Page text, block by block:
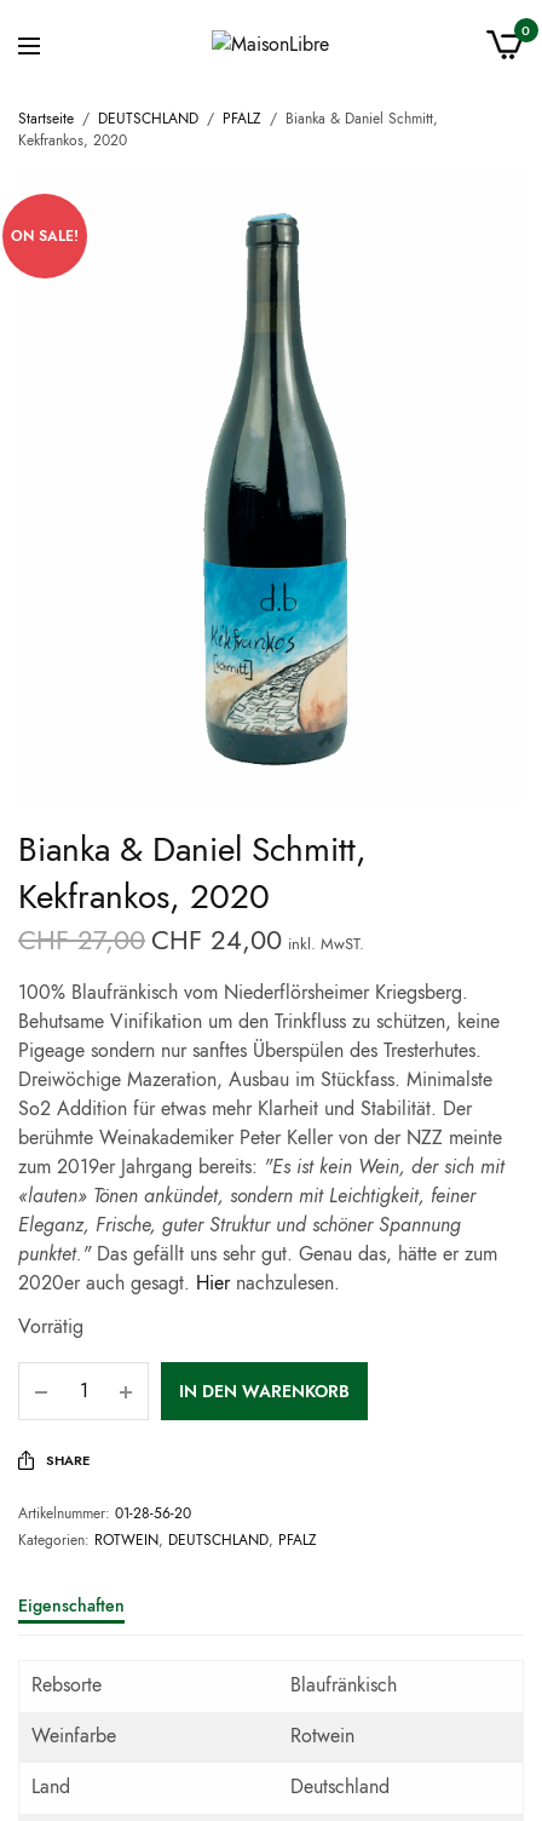
0
Startseite / DEUTSCHLAND / PFALZ / Bianka & Daniel Schmitt,
Kekfrankos, 2020
ON SALE!
Bianka & Daniel Schmitt,
Kekfrankos, 2020
CHF27,00 Ursprünglicher
CHF 27,00
CHF 24,00Aktueller
CHF 24,00.
inkl. MwST.
100% Blaufränkisch vom Niederflörsheimer Kriegsberg.
Behutsame Vinifikation um den Trinkfluss zu schützen, keine
Pigeage sondern nur sanftes Überspülen des Tresterhutes.
Dreiwöchige Mazeration, Ausbau im Stückfass. Minimalste
So2 Addition für etwas mehr Klarheit und Stabilität. Der
berühmte Weinakademiker Peter Keller von der NZZ meinte
zum 2019er Jahrgang bereits: "Es ist kein Wein, der sich mit
«lauten» Tönen ankündet, sondern mit Leichtigkeit, feiner
Eleganz, Frische, guter Struktur und schöner Spannung
punktet."Das gefällt uns sehr gut. Genau das, hätte er zum
2020er auch gesagt. Hiernachzulesen.
Vorrätig
IN DEN WARENKORB
SHARE
Artikelnummer: 01-28-56-20
Kategorien: ROTWEIN, DEUTSCHLAND, PFALZ
Eigenschaften
Rebsorte
Blaufränkisch
Weinfarbe
Rotwein
Land
Deutschland